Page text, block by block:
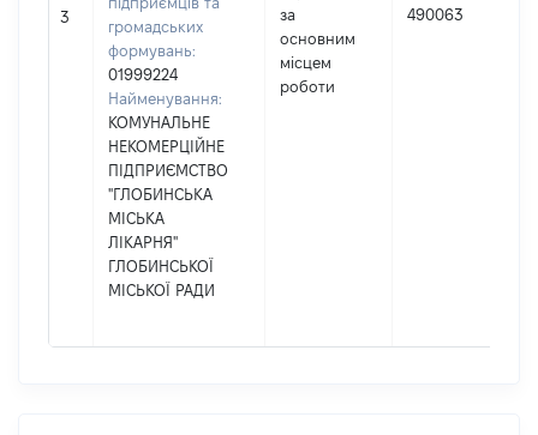
3
громадських
формувань:
01999224
Найменування:
КОМУНАЛЬНЕ
НЕКОМЕРЦІЙНЕ
ПІДПРИЄМСТВО
"ГЛОБИНСЬКА
МІСЬКА
ЛІКАРНЯ"
ГЛОБИНСЬКОЇ
МІСЬКОЇ РАДИ
за
основним
місцем
роботи
490063